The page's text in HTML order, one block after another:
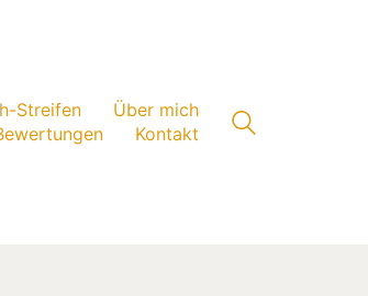
Streifen
Über mich
Kontakt